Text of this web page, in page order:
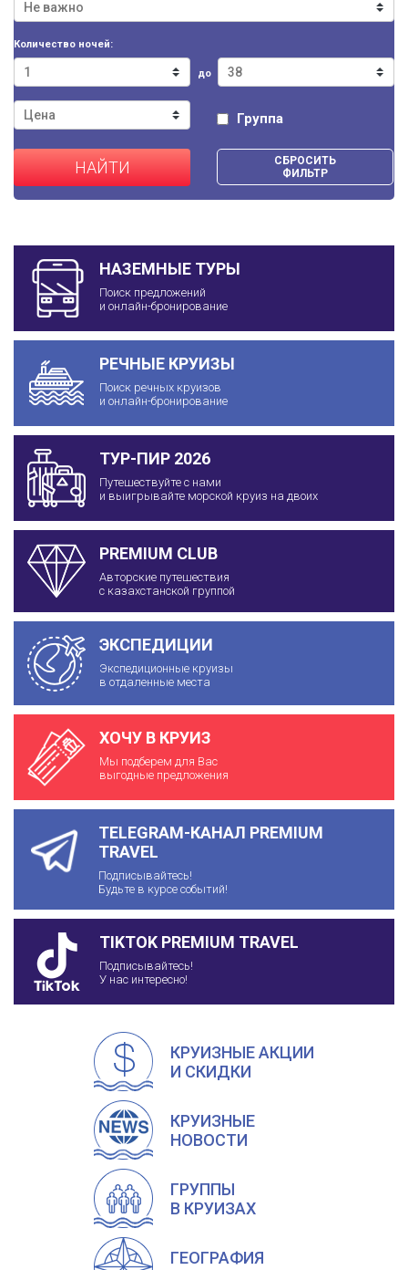
Количество ночей:
до
Группа
НАЙТИ
СБРОСИТЬ
ФИЛЬТР
НАЗЕМНЫЕ ТУРЫ
Поиск предложений
и онлайн-бронирование
РЕЧНЫЕ КРУИЗЫ
Поиск речных круизов
и онлайн-бронирование
ТУР-ПИР 2026
Путешествуйте с нами
и выигрывайте морской круиз на двоих
PREMIUM CLUB
Авторские путешествия
с казахстанской группой
ЭКСПЕДИЦИИ
Экспедиционные круизы
в отдаленные места
ХОЧУ В КРУИЗ
Мы подберем для Вас
выгодные предложения
TELEGRAM-КАНАЛ PREMIUM
TRAVEL
Подписывайтесь!
Будьте в курсе событий!
TIKTOK PREMIUM TRAVEL
Подписывайтесь!
У нас интересно!
КРУИЗНЫЕ АКЦИИ
И СКИДКИ
КРУИЗНЫЕ
НОВОСТИ
ГРУППЫ
В КРУИЗАХ
ГЕОГРАФИЯ